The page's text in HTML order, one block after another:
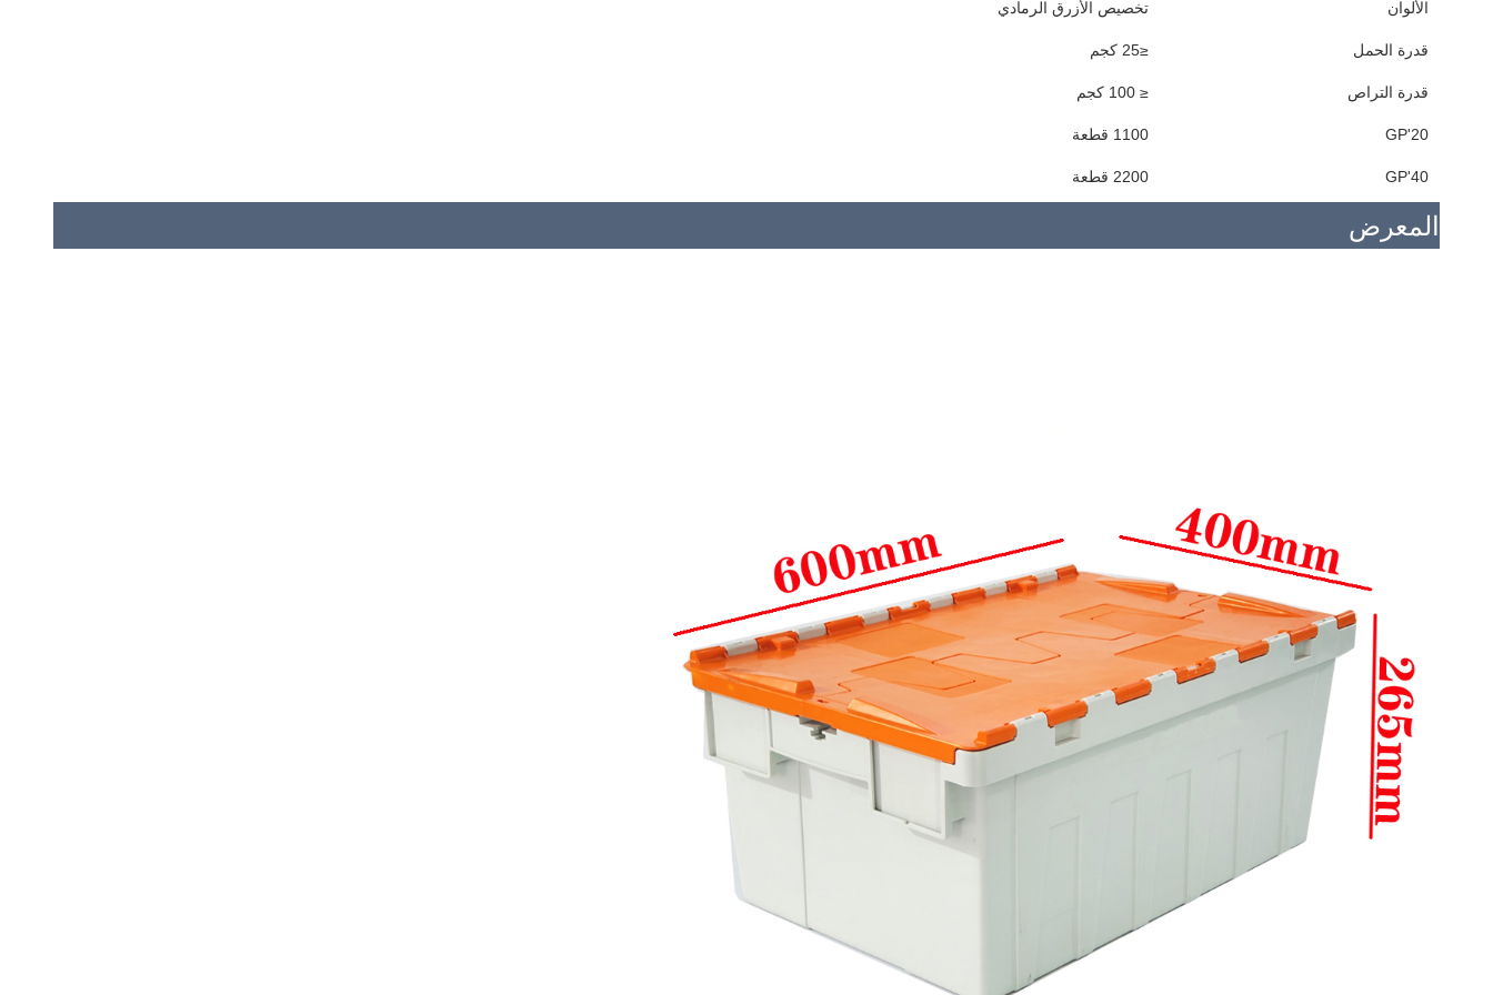
الألوان تخصيص الأزرق الرمادي
قدرة الحمل ≤25 كجم
قدرة التراص ≤ 100 كجم
20'GP 1100 قطعة
40'GP 2200 قطعة
المعرض